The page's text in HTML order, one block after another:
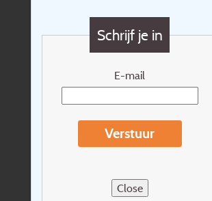
Schrijf je in
E-mail
Verstuur
Close
Vragen?
Cadeaubon
Nieuwsbrief
Reisvoorwaarden
Sitemap